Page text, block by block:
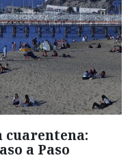
cuarentena:
a Paso